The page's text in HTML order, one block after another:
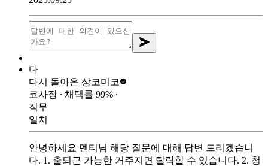
다
다시 돌아온 상코미코
코사장 ∙ 채택률 99% ∙
직무
일치
안녕하세요 멘티님 해당 질문에 대해 답변 드리겠습니
다. 1. 출퇴근 가능한 거주지면 탈락할 수 있습니다. 2. 청